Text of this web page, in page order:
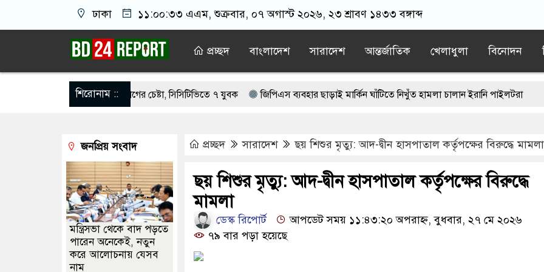
ঢাকা ১১:০০:৩৩ এএম, শুক্রবার, ০৭ অগাস্ট ২০২৬, ২৩ শ্রাবণ ১৪৩৩ বঙ্গাব্দ
প্রচ্ছদ বাংলাদেশ সারাদেশ আন্তর্জাতিক খেলাধুলা বিনোদন
শিরোনাম ::
বাসভবনে অগ্নিসংযোগের চেষ্টা, সিসিটিভিতে ৭ যুবক জিপিএস ব্যবহার ছাড়াই মার্কিন ঘাঁটিতে নিখুঁত হামলা চালান ইরানি পাইলটরা
‘হাজারগুণ ভালো’ দেশ চালাচ্ছেন তারেক রহমান: কাদের সিদ্দিকী সকাল না হতেই মর্মান্তিক দুই দুর্ঘটনা, ঝরে গেল ১৫ প্রাণ
না করে, তাই জীবিত অবস্থায় নিজের চল্লিশার আয়োজন করলেন বৃদ্ধ অন্ধকারে মোজতবা খামেনির সঙ্গে বৈঠক, আসল মানুষ কিনা প্রশ্ন
স্কুল শিক্ষার্থীদের মিছিলে নিলেন যুবলীগ নেতা মসজিদের ইমামকে ওমরাহ উপহার, আবেগে ভাসল বিদায়ের মুহূর্ত
প্রচ্ছদ সারাদেশ ছয় শিশুর মৃত্যু: আদ-দ্বীন হাসপাতাল কর্তৃপক্ষের বিরুদ্ধে মামলা
ছয় শিশুর মৃত্যু: আদ-দ্বীন হাসপাতাল কর্তৃপক্ষের বিরুদ্ধে
মামলা
ডেস্ক রিপোর্ট
আপডেট সময় ১১:৪৩:২০ অপরাহ্ন, বুধবার, ২৭ মে ২০২৬
৭৯ বার পড়া হয়েছে
জনপ্রিয় সংবাদ
মন্ত্রিসভা থেকে বাদ পড়তে
পারেন অনেকেই, নতুন
করে আলোচনায় যেসব
নাম